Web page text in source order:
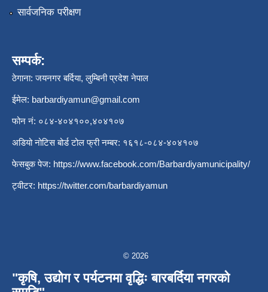
सार्वजनिक परीक्षण
सम्पर्क:
ठेगाना: जयनगर बर्दिया, लुम्बिनी प्रदेश नेपाल
ईमेल: barbardiyamun@gmail.com
फोन नं: ०८४-४०४१००,४०४१०७
अडियो नोटिस बोर्ड टोल फ्री नम्बर: १६१८-०८४-४०४१०७
फेसबुक पेज: https://www.facebook.com/Barbardiyamunicipality/
ट्वीटर: https://twitter.com/barbardiyamun
© 2026
"कृषि, उद्योग र पर्यटनमा वृद्धिः बारबर्दिया नगरको